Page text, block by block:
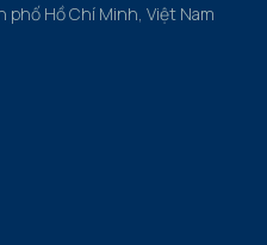
phố Hồ Chí Minh, Việt Nam